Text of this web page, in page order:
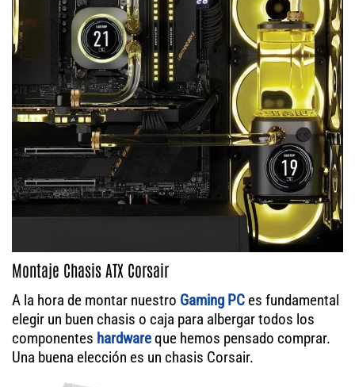
Montaje Chasis ATX Corsair
A la hora de montar nuestro Gaming PC es fundamental
elegir un buen chasis o caja para albergar todos los
componentes hardwareque hemos pensado comprar.
Una buena elección es un chasis Corsair.